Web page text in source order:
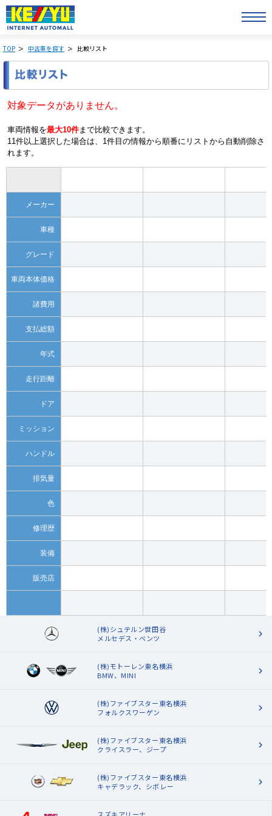
TOP 中古車を探す 比較リスト
対象データがありません。
車両情報を最大10件まで比較できます。
11件以上選択した場合は、1件目の情報から順番にリストから自動削除さ
れます。
メーカー
車種
グレード
車両本体価格
諸費用
支払総額
年式
走行距離
ドア
ミッション
ハンドル
排気量
色
修理歴
装備
販売店
(株)シュテルン世田谷
メルセデス・ベンツ
(株)モトーレン東名横浜
BMW、MINI
(株)ファイブスター東名横浜
フォルクスワーゲン
(株)ファイブスター東名横浜
クライスラー、ジープ
(株)ファイブスター東名横浜
キャデラック、シボレー